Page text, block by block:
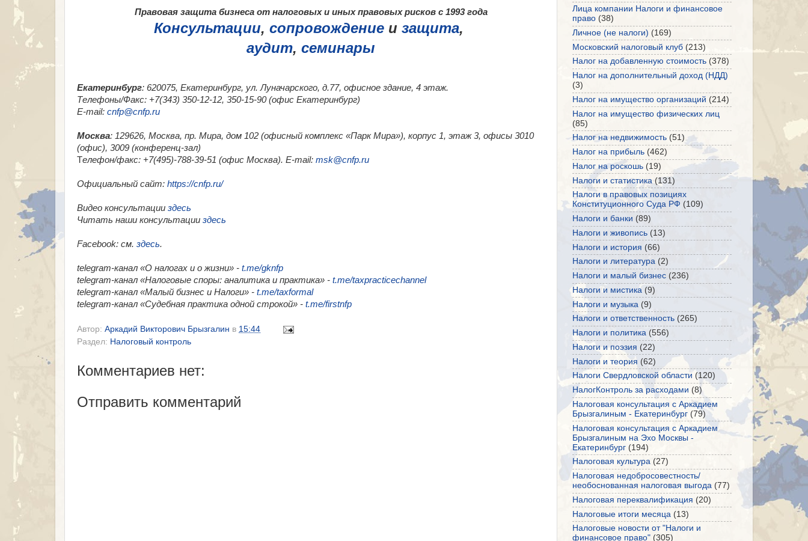
Правовая защита бизнеса от налоговых и иных правовых рисков с 1993 года
Консультации, сопровождение и защита,
аудит, семинары
Екатеринбург: 620075, Екатеринбург, ул. Луначарского, д.77, офисное здание, 4 этаж.
Телефоны/Факс: +7(343) 350-12-12, 350-15-90 (офис Екатеринбург)
E-mail: cnfp@cnfp.ru
Москва: 129626, Москва, пр. Мира, дом 102 (офисный комплекс «Парк Мира»), корпус 1, этаж 3, офисы 3010
(офис), 3009 (конференц-зал)
Телефон/факс: +7(495)-788-39-51 (офис Москва). E-mail: msk@cnfp.ru
Официальный сайт: https://cnfp.ru/
Видео консультации здесь
Читать наши консультации здесь
Facebook: см. здесь.
telegram-канал «О налогах и о жизни» - t.me/gknfp
telegram-канал «Налоговые споры: аналитика и практика» - t.me/taxpracticechannel
telegram-канал «Малый бизнес и Налоги» - t.me/taxformal
telegram-канал «​Судебная практика одной строкой» - t.me/firstnfp
Автор: Аркадий Викторович Брызгалин в 15:44
Раздел: Налоговый контроль
Комментариев нет:
Отправить комментарий
Лица компании Налоги и финансовое
право (38)
Личное (не налоги) (169)
Московский налоговый клуб (213)
Налог на добавленную стоимость (378)
Налог на дополнительный доход (НДД)
(3)
Налог на имущество организаций (214)
Налог на имущество физических лиц
(85)
Налог на недвижимость (51)
Налог на прибыль (462)
Налог на роскошь (19)
Налоги и статистика (131)
Налоги в правовых позициях
Конституционного Суда РФ (109)
Налоги и банки (89)
Налоги и живопись (13)
Налоги и история (66)
Налоги и литература (2)
Налоги и малый бизнес (236)
Налоги и мистика (9)
Налоги и музыка (9)
Налоги и ответственность (265)
Налоги и политика (556)
Налоги и поэзия (22)
Налоги и теория (62)
Налоги Свердловской области (120)
НалогКонтроль за расходами (8)
Налоговая консультация с Аркадием
Брызгалиным - Екатеринбург (79)
Налоговая консультация с Аркадием
Брызгалиным на Эхо Москвы -
Екатеринбург (194)
Налоговая культура (27)
Налоговая недобросовестность/
необоснованная налоговая выгода (77)
Налоговая переквалификация (20)
Налоговые итоги месяца (13)
Налоговые новости от "Налоги и
финансовое право" (305)